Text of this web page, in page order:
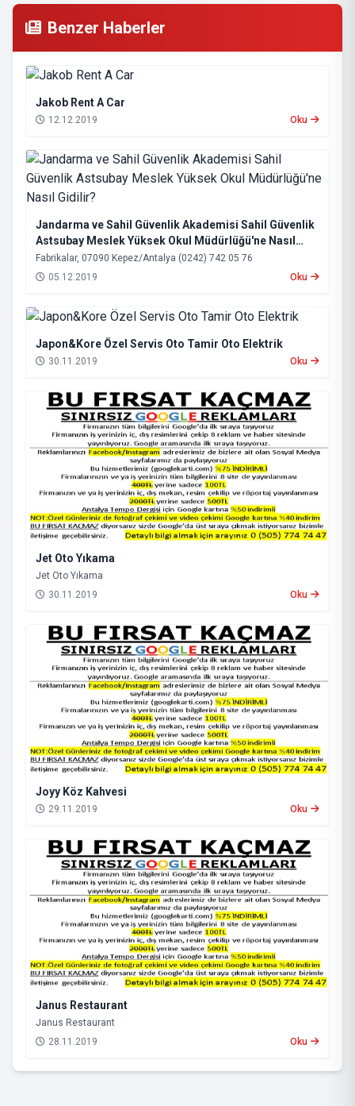
Benzer Haberler
Jakob Rent A Car
12.12.2019 Oku
Jandarma ve Sahil Güvenlik Akademisi Sahil Güvenlik
Astsubay Meslek Yüksek Okul Müdürlüğü'ne Nasıl
Gidilir?
Fabrikalar, 07090 Kepez/Antalya (0242) 742 05 76
05.12.2019
Oku
Japon&Kore Özel Servis Oto Tamir Oto Elektrik
30.11.2019 Oku
Jet Oto Yıkama
Jet Oto Yıkama
30.11.2019
Oku
Joyy Köz Kahvesi
29.11.2019 Oku
Janus Restaurant
Janus Restaurant
28.11.2019
Oku